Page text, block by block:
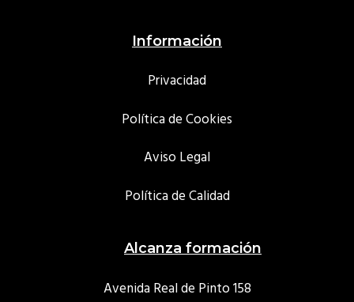
Información
Privacidad
Política de Cookies
Aviso Legal
Política de Calidad
Alcanza formación
Avenida Real de Pinto 158